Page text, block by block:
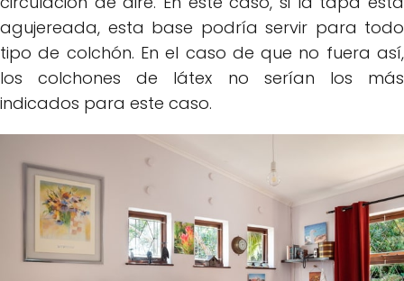
agujereada, esta base podría servir para todo
tipo de colchón. En el caso de que no fuera así,
los colchones de látex no serían los más
indicados para este caso.